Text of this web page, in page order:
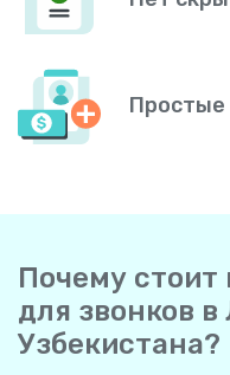
Простые
Почему стоит
для звонков
Узбекистана?